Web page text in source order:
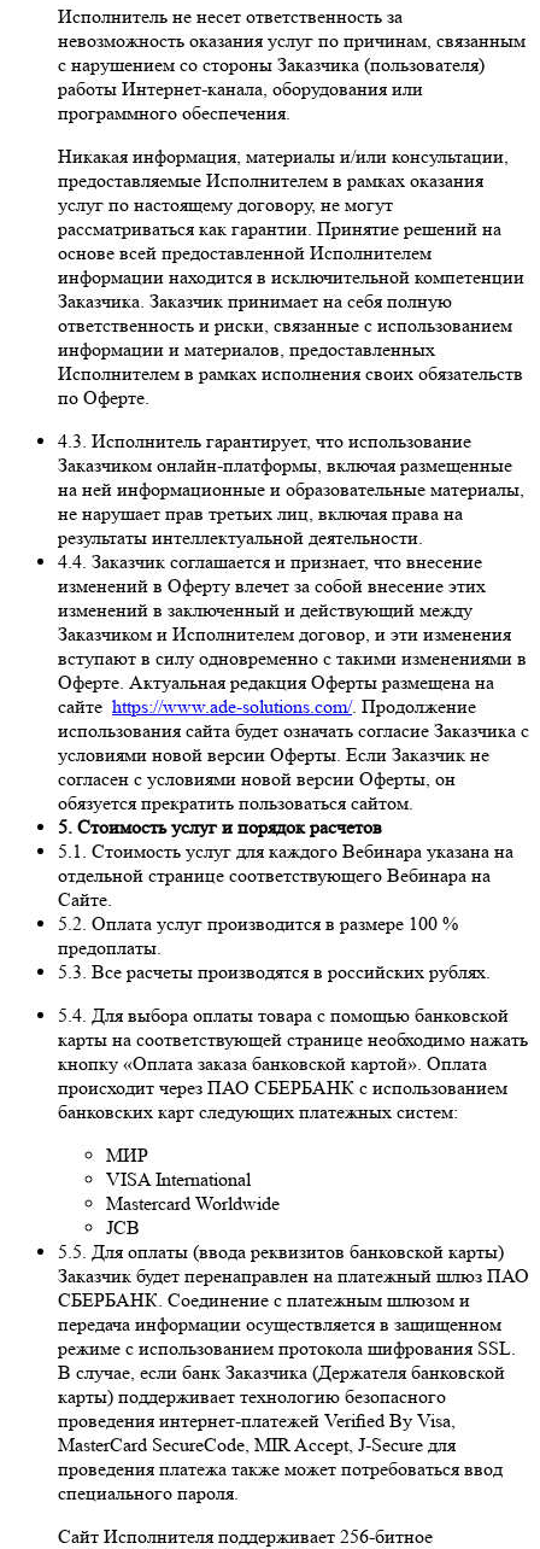
Исполнитель не несет ответственность за
невозможность оказания услуг по причинам, связанным
с нарушением со стороны Заказчика (пользователя)
работы Интернет-канала, оборудования или
программного обеспечения.
Никакая информация, материалы и/или консультации,
предоставляемые Исполнителем в рамках оказания
услуг по настоящему договору, не могут
рассматриваться как гарантии. Принятие решений на
основе всей предоставленной Исполнителем
информации находится в исключительной компетенции
Заказчика. Заказчик принимает на себя полную
ответственность и риски, связанные с использованием
информации и материалов, предоставленных
Исполнителем в рамках исполнения своих обязательств
по Оферте.
4.3. Исполнитель гарантирует, что использование
Заказчиком онлайн-платформы, включая размещенные
на ней информационные и образовательные материалы,
не нарушает прав третьих лиц, включая права на
результаты интеллектуальной деятельности.
4.4. Заказчик соглашается и признает, что внесение
изменений в Оферту влечет за собой внесение этих
изменений в заключенный и действующий между
Заказчиком и Исполнителем договор, и эти изменения
вступают в силу одновременно с такими изменениями в
Оферте. Актуальная редакция Оферты размещена на
сайте https://www.ade-solutions.com/. Продолжение
использования сайта будет означать согласие Заказчика с
условиями новой версии Оферты. Если Заказчик не
согласен с условиями новой версии Оферты, он
обязуется прекратить пользоваться сайтом.
5. Стоимость услуг и порядок расчетов
5.1. Стоимость услуг для каждого Вебинара указана на
отдельной странице соответствующего Вебинара на
Сайте.
5.2. Оплата услуг производится в размере 100 %
предоплаты.
5.3. Все расчеты производятся в российских рублях.
5.4. Для выбора оплаты товара с помощью банковской
карты на соответствующей странице необходимо нажать
кнопку «Оплата заказа банковской картой». Оплата
происходит через ПАО СБЕРБАНК с использованием
банковских карт следующих платежных систем:
МИР
VISA International
Mastercard Worldwide
JCB
5.5. Для оплаты (ввода реквизитов банковской карты)
Заказчик будет перенаправлен на платежный шлюз ПАО
СБЕРБАНК. Соединение с платежным шлюзом и
передача информации осуществляется в защищенном
режиме с использованием протокола шифрования SSL.
В случае, если банк Заказчика (Держателя банковской
карты) поддерживает технологию безопасного
проведения интернет-платежей Veriﬁed By Visa,
MasterCard SecureCode, MIR Accept, J-Secure для
проведения платежа также может потребоваться ввод
специального пароля.
Сайт Исполнителя поддерживает 256-битное